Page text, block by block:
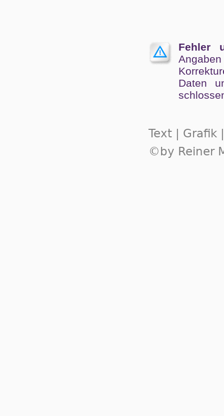
Fehler
Angaben
Da­ten
Text | Grafik
©by Reiner